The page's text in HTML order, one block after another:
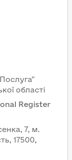
області
Register
7, м.
17500,